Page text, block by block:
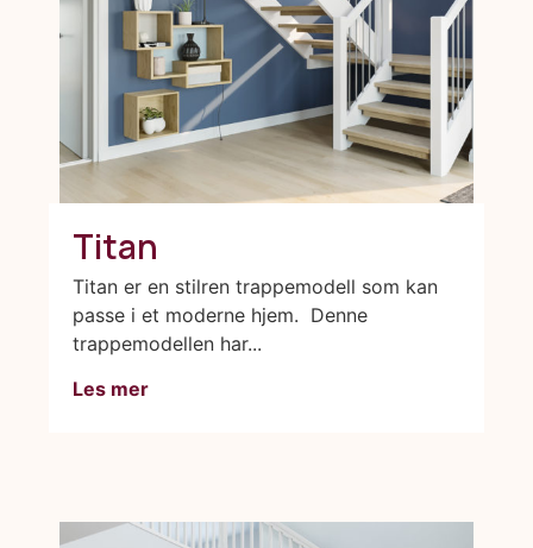
Titan
Titan er en stilren trappemodell som kan
passe i et moderne hjem. Denne
trappemodellen har...
Les mer